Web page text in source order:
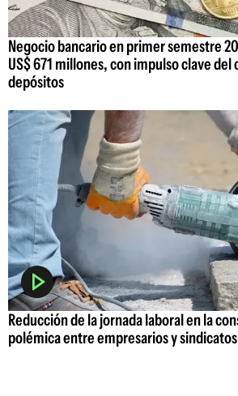
Negocio bancario en primer semestre
US$ 671 millones, con impulso clave del
depósitos
Reducción de la jornada laboral en la
polémica entre empresarios y sindicatos